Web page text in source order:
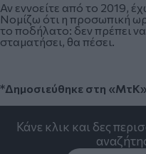
Αν εννοείτε από το 2019,
Νομίζω ότι η προσωπική
το ποδήλατο: δεν πρέπει
σταματήσει, θα πέσει.
*Δημοσιεύθηκε στη
Κάνε κλικ και δες